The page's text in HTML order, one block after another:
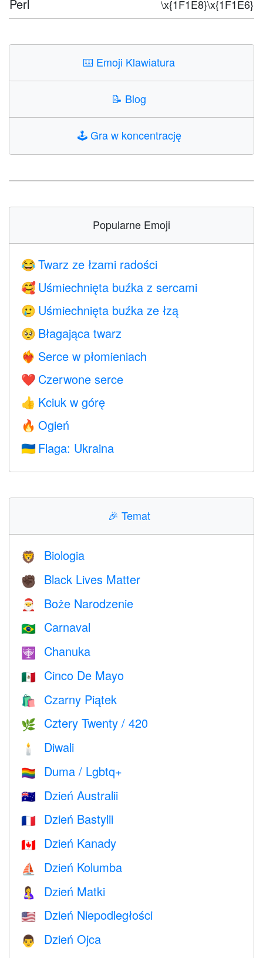
Perl \x{1F1E8}\x{1F1E6}
⌨️ Emoji Klawiatura
📝 Blog
🕹️Gra w koncentrację
Popularne Emoji
😂 Twarz ze łzami radości
🥰 Uśmiechnięta buźka z sercami
🥲 Uśmiechnięta buźka ze łzą
🥺 Błagająca twarz
❤️‍🔥 Serce w płomieniach
❤️ Czerwone serce
👍 Kciuk w górę
🔥 Ogień
🇺🇦 Flaga: Ukraina
🎉 Temat
🦁 Biologia
✊🏿 Black Lives Matter
🎅 Boże Narodzenie
🇧🇷 Carnaval
🕎 Chanuka
🇲🇽 Cinco De Mayo
🛍 Czarny Piątek
🌿 Cztery Twenty / 420
🕯 Diwali
🏳️‍🌈 Duma / Lgbtq+
🇦🇺 Dzień Australii
🇫🇷 Dzień Bastylii
🇨🇦 Dzień Kanady
⛵️ Dzień Kolumba
🤱 Dzień Matki
🇺🇸 Dzień Niepodległości
👨 Dzień Ojca